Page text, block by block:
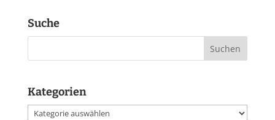
Suche
Kategorien
Kategorien